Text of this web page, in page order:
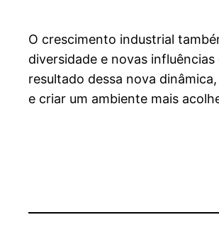
O crescimento industrial
diversidade e novas
resultado dessa nova
e criar um ambiente mais